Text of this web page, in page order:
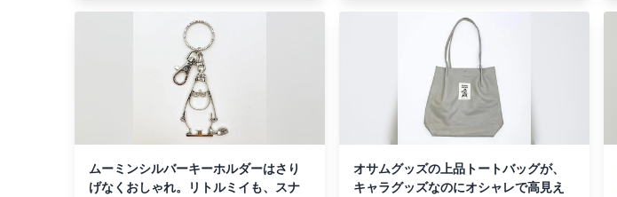
ムーミンシルバーキーホルダーはさり
げなくおしゃれ。リトルミイも、スナ
オサムグッズの上品トートバッグが、
キャラグッズなのにオシャレで高見え